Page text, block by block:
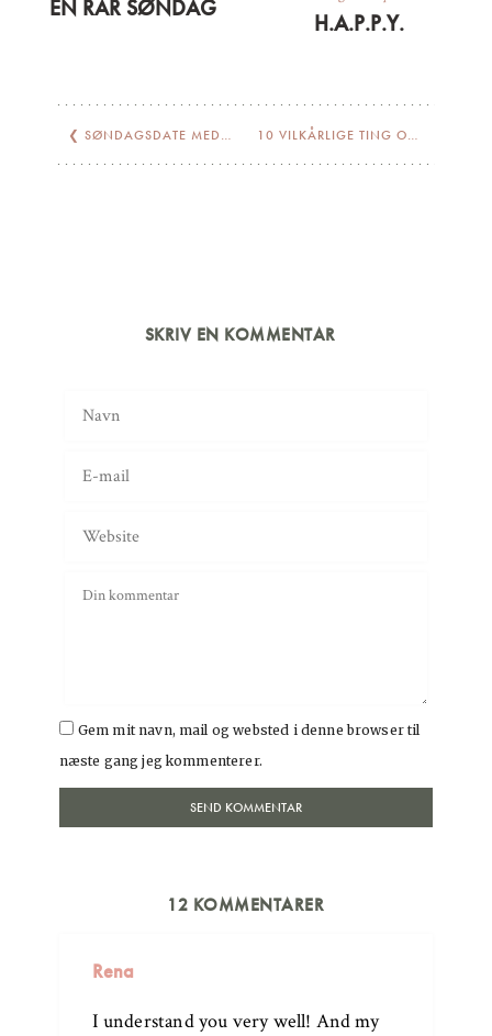
EN RAR SØNDAG
H.A.P.P.Y.
❮ SØNDAGSDATE MED ALEXA 10 VILKÅRLIGE TING OM MIG
SKRIV EN KOMMENTAR
Gem mit navn, mail og websted i denne browser til
næste gang jeg kommenterer.
12 KOMMENTARER
Rena
I understand you very well! And my